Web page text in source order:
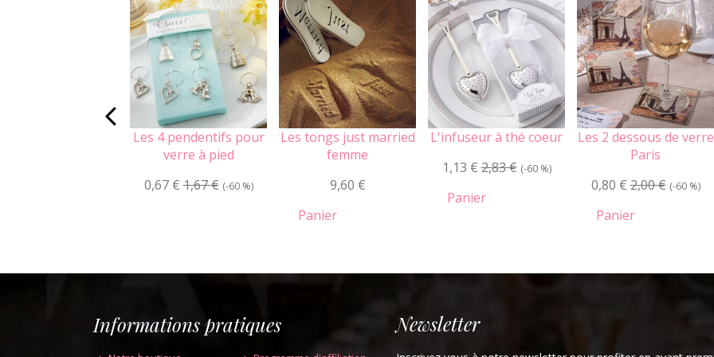
Les 4 pendentifs pour
verre à pied
0,67 € 1,67 € (-60 %)
Les tongs just married
femme
9,60 €
Panier
L'infuseur à thé coeur
1,13 € 2,83 € (-60 %)
Panier
Les 2 dessous de verre
Paris
0,80 € 2,00 € (-60 %)
Panier
Informations pratiques Newsletter